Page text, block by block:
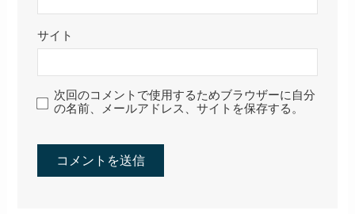
サイト
次回のコメントで使用するためブラウザーに自分
の名前、メールアドレス、サイトを保存する。